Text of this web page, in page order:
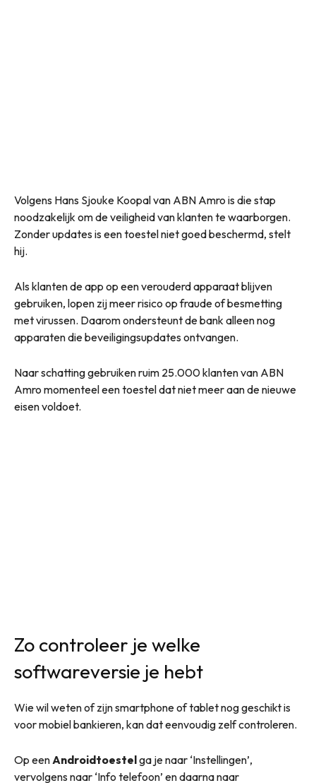
Volgens Hans Sjouke Koopal van ABN Amro is die stap
noodzakelijk om de veiligheid van klanten te waarborgen.
Zonder updates is een toestel niet goed beschermd, stelt
hij.
Als klanten de app op een verouderd apparaat blijven
gebruiken, lopen zij meer risico op fraude of besmetting
met virussen. Daarom ondersteunt de bank alleen nog
apparaten die beveiligingsupdates ontvangen.
Naar schatting gebruiken ruim 25.000 klanten van ABN
Amro momenteel een toestel dat niet meer aan de nieuwe
eisen voldoet.
Zo controleer je welke
softwareversie je hebt
Wie wil weten of zijn smartphone of tablet nog geschikt is
voor mobiel bankieren, kan dat eenvoudig zelf controleren.
Op een Androidtoestelga je naar ‘Instellingen’,
vervolgens naar ‘Info telefoon’ en daarna naar